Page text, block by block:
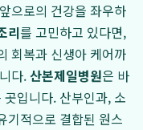
으로의 건강을 좌우하
리를 고민하고 있다면,
회복과 신생아 케어까
다.산본제일병원은 바
입니다. 산부인과, 소
기적으로 결합된 원스